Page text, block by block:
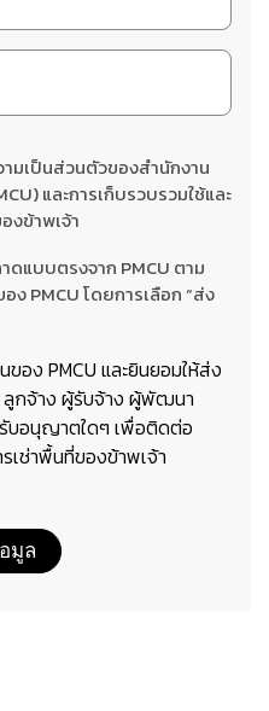
มเป็นส่วนตัวของสำนักงาน
และการเก็บรวบรวมใช้และ
ข้าพเจ้า
แบบตรงจาก PMCU ตาม
PMCU โดยการเลือก “ส่ง
ของ PMCU และยินยอมให้ส่ง
ลูกจ้าง ผู้รับจ้าง ผู้พัฒนา
บอนุญาตใดๆ เพื่อติดต่อ
เช่าพื้นที่ของข้าพเจ้า
มูล